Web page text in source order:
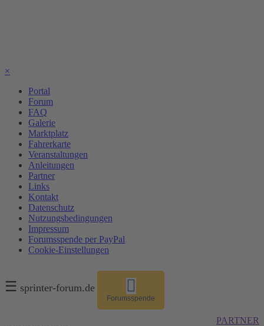
×
Portal
Forum
FAQ
Galerie
Marktplatz
Fahrerkarte
Veranstaltungen
Anleitungen
Partner
Links
Kontakt
Datenschutz
Nutzungsbedingungen
Impressum
Forumsspende per PayPal
Cookie-Einstellungen
☰ sprinter-forum.de
Forumsspende
PARTNER